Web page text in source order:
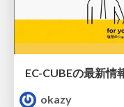
okazy